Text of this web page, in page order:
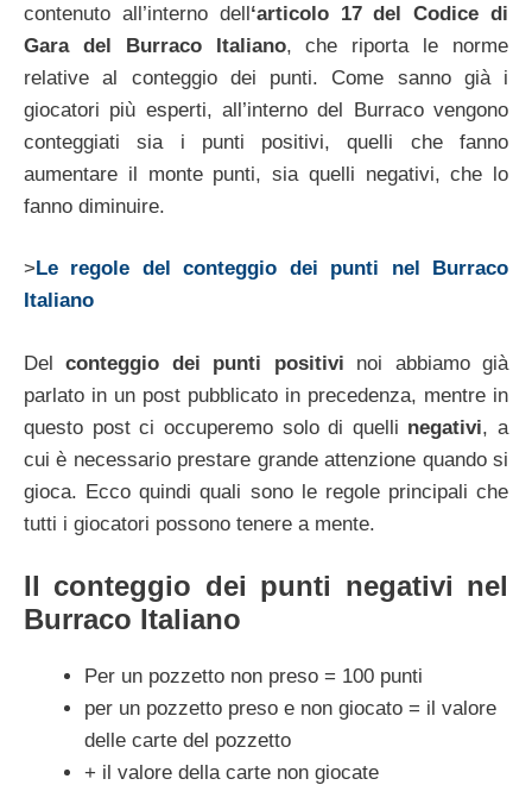
contenuto all’interno dell‘articolo 17 del Codice di
Gara del Burraco Italiano, che riporta le norme
relative al conteggio dei punti. Come sanno già i
giocatori più esperti, all’interno del Burraco vengono
conteggiati sia i punti positivi, quelli che fanno
aumentare il monte punti, sia quelli negativi, che lo
fanno diminuire.
>Le regole del conteggio dei punti nel Burraco
Italiano
Delconteggio dei punti positivi noi abbiamo già
parlato in un post pubblicato in precedenza, mentre in
questo post ci occuperemo solo di quelli negativi, a
cui è necessario prestare grande attenzione quando si
gioca. Ecco quindi quali sono le regole principali che
tutti i giocatori possono tenere a mente.
Il conteggio dei punti negativi nel
Burraco Italiano
Per un pozzetto non preso = 100 punti
per un pozzetto preso e non giocato = il valore
delle carte del pozzetto
+ il valore della carte non giocate